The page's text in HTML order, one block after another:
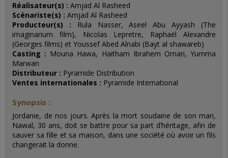
Réalisateur(s) : Amjad Al Rasheed
Scénariste(s) : Amjad Al Rasheed
Producteur(s) :
Rula Nasser, Aseel Abu Ayyash (The
imaginarium film), Nicolas Lepretre, Raphaël Alexandre
(Georges films) et Youssef Abed Alnabi (Bayt al shawareb)
Casting : Mouna Hawa, Haitham Ibrahem Omari, Yumma
Marwan
Distributeur : Pyramide Distribution
Ventes internationales : Pyramide International
Synopsis :
Jordanie, de nos jours. Après la mort soudaine de son mari,
Nawal, 30 ans, doit se battre pour sa part d’héritage, afin de
sauver sa fille et sa maison, dans une société où avoir un fils
changerait la donne.